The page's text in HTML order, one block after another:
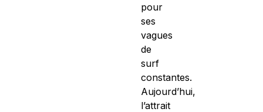
pour
ses
vagues
de
surf
constantes.
Aujourd’hui,
l’attrait